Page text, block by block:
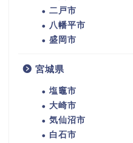
二戸市
八幡平市
盛岡市
宮城県
塩竈市
大崎市
気仙沼市
白石市